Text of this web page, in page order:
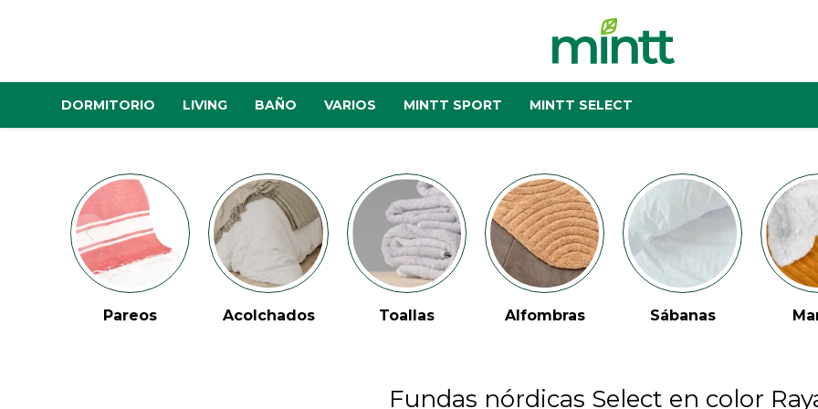
DORMITORIO LIVING BAÑO VARIOS MINTT SPORT MINTT SELECT
Pareos Acolchados Toallas Alfombras Sábanas
Fundas nórdicas Select en color